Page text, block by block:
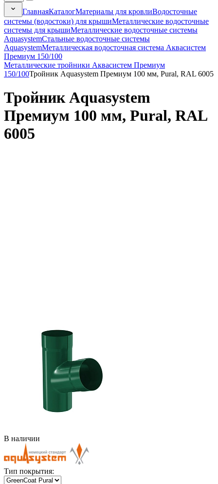
ГлавнаяКаталогМатериалы для кровлиВодосточные
системы (водостоки) для крышиМеталлические водосточные
системы для крышиМеталлические водосточные системы
AquasystemСтальные водосточные системы
AquasystemМеталлическая водосточная система Аквасистем
Премиум 150/100
Металлические тройники Аквасистем Премиум
150/100Тройник Aquasystem Премиум 100 мм, Pural, RAL 6005
Тройник Aquasystem
Премиум 100 мм, Pural, RAL
6005
В наличии
Тип покрытия: